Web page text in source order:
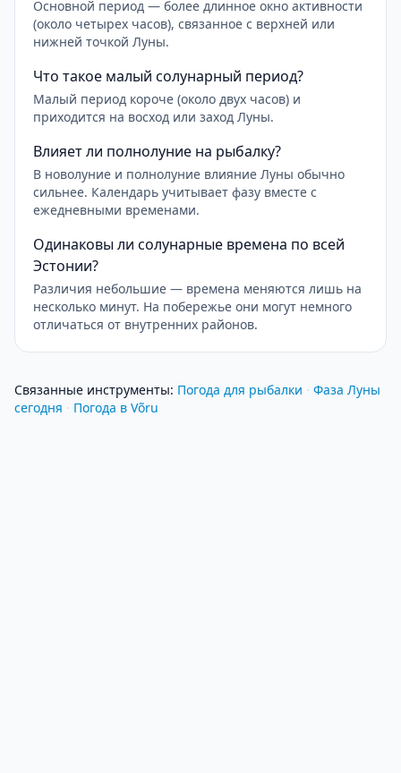
Основной период — более длинное окно активности
(около четырех часов), связанное с верхней или
нижней точкой Луны.
Что такое малый солунарный период?
Малый период короче (около двух часов) и
приходится на восход или заход Луны.
Влияет ли полнолуние на рыбалку?
В новолуние и полнолуние влияние Луны обычно
сильнее. Календарь учитывает фазу вместе с
ежедневными временами.
Одинаковы ли солунарные времена по всей
Эстонии?
Различия небольшие — времена меняются лишь на
несколько минут. На побережье они могут немного
отличаться от внутренних районов.
Связанные инструменты: Погода для рыбалки · Фаза Луны
сегодня · Погода в Võru